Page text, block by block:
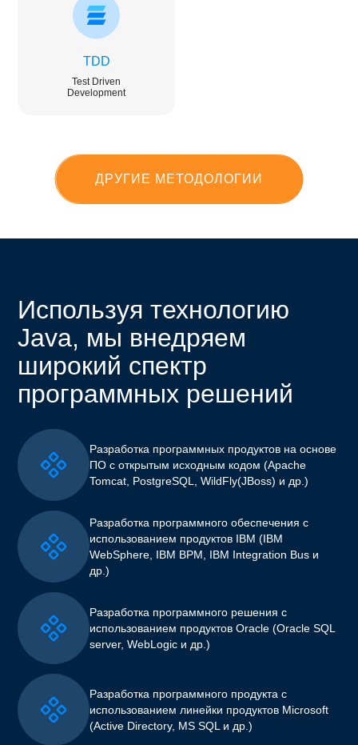
TDD
Test Driven
Development
ДРУГИЕ МЕТОДОЛОГИИ
Используя технологию
Java, мы внедряем
широкий спектр
программных решений
Разработка программных продуктов на основе
ПО с открытым исходным кодом (Apache
Tomcat, PostgreSQL, WildFly(JBoss) и др.)
Разработка программного обеспечения с
использованием продуктов IBM (IBM
WebSphere, IBM BPM, IBM Integration Bus и
др.)
Разработка программного решения с
использованием продуктов Oracle (Oracle SQL
server, WebLogic и др.)
Разработка программного продукта с
использованием линейки продуктов Microsoft
(Active Directory, MS SQL и др.)